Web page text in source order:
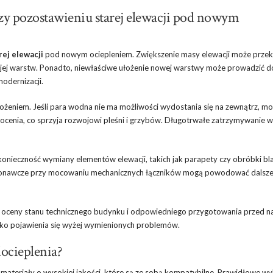
pozostawieniu starej elewacji pod nowym
elewacji pod nowym ociepleniem. Zwiększenie masy elewacji może
warstw. Ponadto, niewłaściwe ułożenie nowej warstwy może prowadzić
Jeśli para wodna nie ma możliwości wydostania się na zewnątrz,
co sprzyja rozwojowi pleśni i grzybów. Długotrwałe zatrzymywanie
wymiany elementów elewacji, takich jak parapety czy obróbki
przy mocowaniu mechanicznych łączników mogą powodować dalsze
stanu technicznego budynku i odpowiedniego przygotowania przed
pojawienia się wyżej wymienionych problemów.